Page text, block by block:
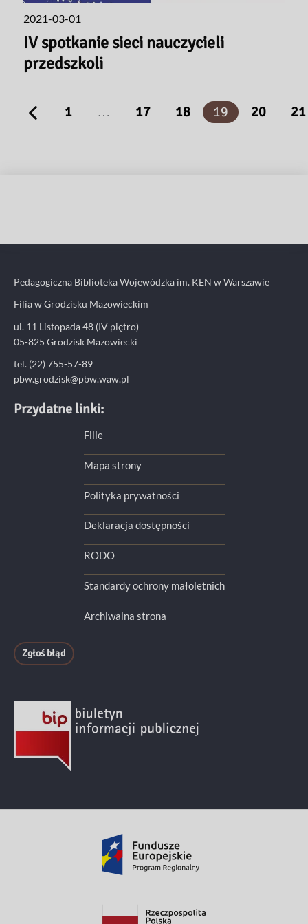
2021-03-01
IV spotkanie sieci nauczycieli
przedszkoli
1 … 17 18 19 20 21
Pedagogiczna Biblioteka Wojewódzka im. KEN w Warszawie
Filia w Grodzisku Mazowieckim
ul. 11 Listopada 48 (IV piętro)
05-825 Grodzisk Mazowiecki
tel. (22) 755-57-89
pbw.grodzisk@pbw.waw.pl
Przydatne linki:
Filie
Mapa strony
Polityka prywatności
Deklaracja dostępności
RODO
Standardy ochrony małoletnich
Archiwalna strona
Zgłoś błąd